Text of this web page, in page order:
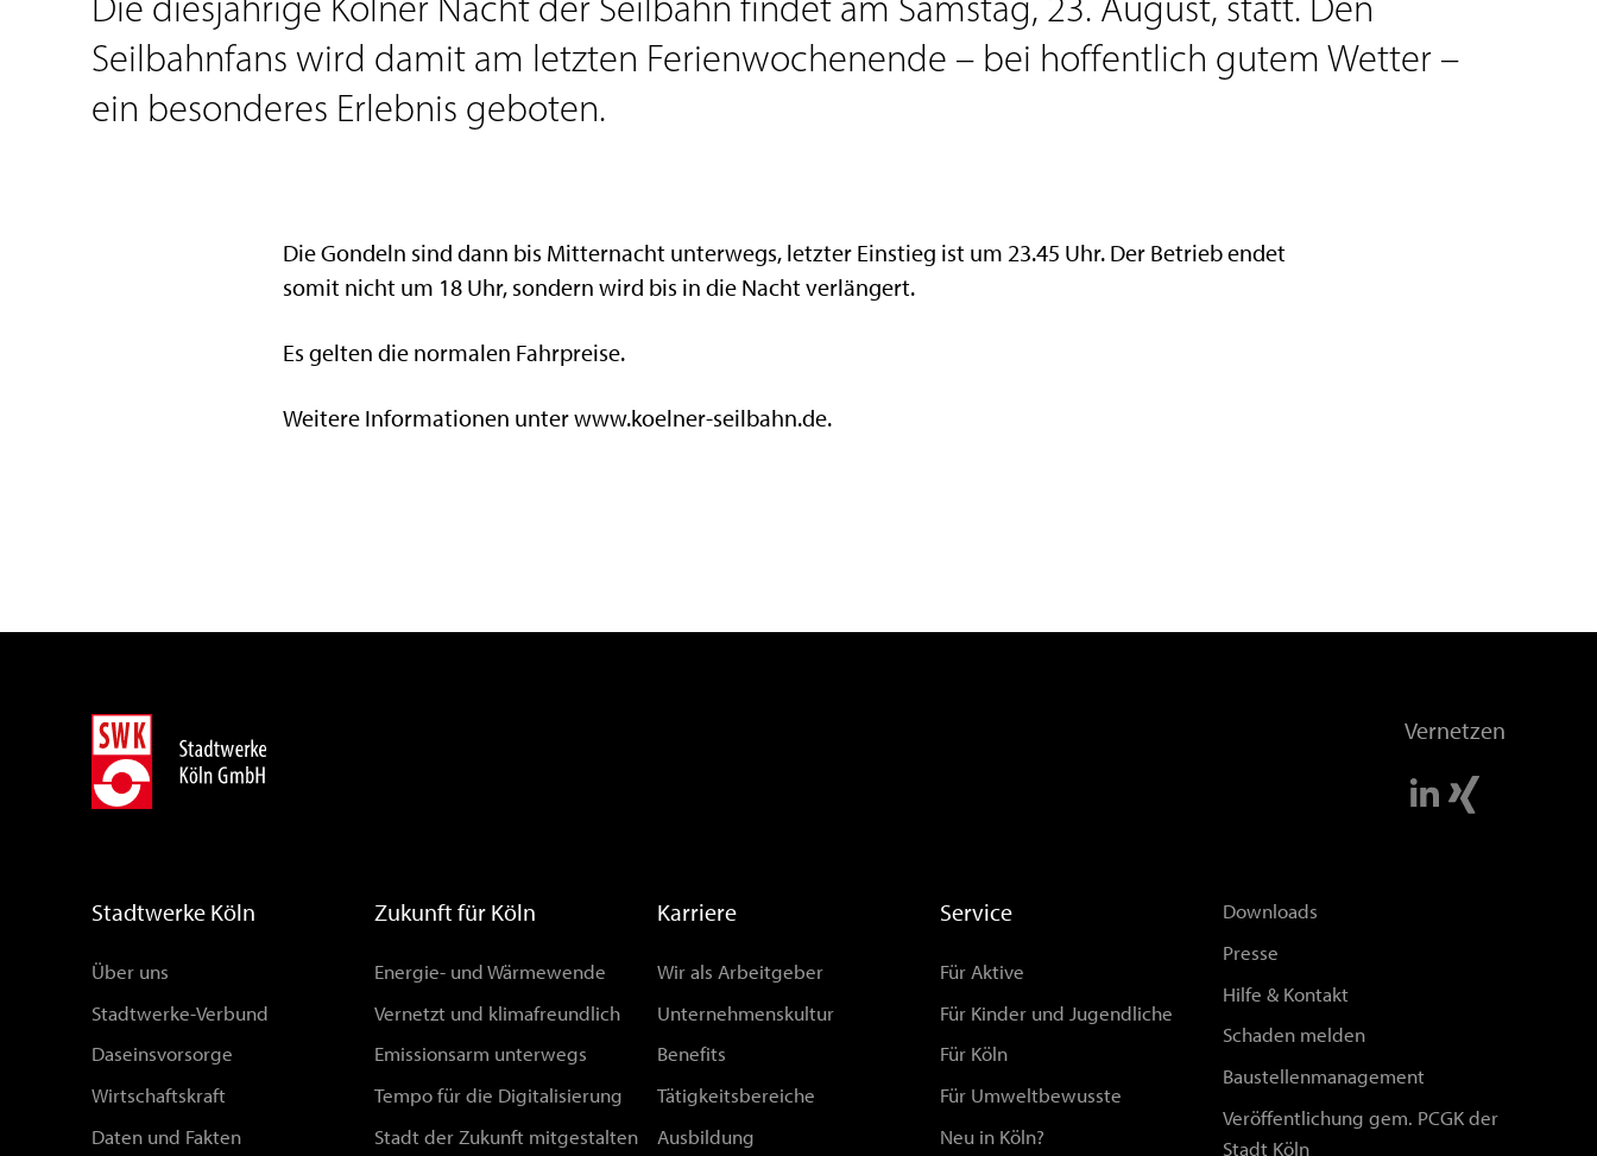
Seilbahnfans wird damit am letzten Ferienwochenende – bei hoffentlich gutem Wetter –
ein besonderes Erlebnis geboten.
Die Gondeln sind dann bis Mitternacht unterwegs, letzter Einstieg ist um 23.45 Uhr. Der Betrieb endet
somit nicht um 18 Uhr, sondern wird bis in die Nacht verlängert.
Es gelten die normalen Fahrpreise.
Weitere Informationen unter www.koelner-seilbahn.de.
Vernetzen
Stadtwerke Köln
Über uns
Stadtwerke-Verbund
Daseinsvorsorge
Wirtschaftskraft
Daten und Fakten
Zukunft für Köln
Energie- und Wärmewende
Vernetzt und klimafreundlich
Emissionsarm unterwegs
Tempo für die Digitalisierung
Stadt der Zukunft mitgestalten
Karriere
Wir als Arbeitgeber
Unternehmenskultur
Benefits
Tätigkeitsbereiche
Ausbildung
Service
Für Aktive
Für Kinder und Jugendliche
Für Köln
Für Umweltbewusste
Neu in Köln?
Downloads
Presse
Hilfe & Kontakt
Schaden melden
Baustellenmanagement
Veröffentlichung gem. PCGK der
Stadt Köln